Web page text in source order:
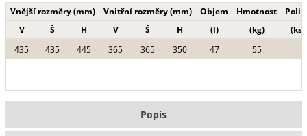
Vnější rozměry (mm) Vnitřní rozměry (mm) Objem Hmotnost
V
Š H V Š H (l) (kg)
(ks)
435
435 445 365 365 350 47 55
Popis